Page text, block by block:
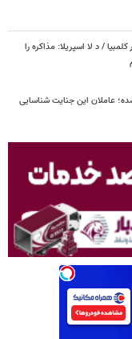
/ د لا اسپریلا: مذاکره را
عاملان این جنایت شناسایی